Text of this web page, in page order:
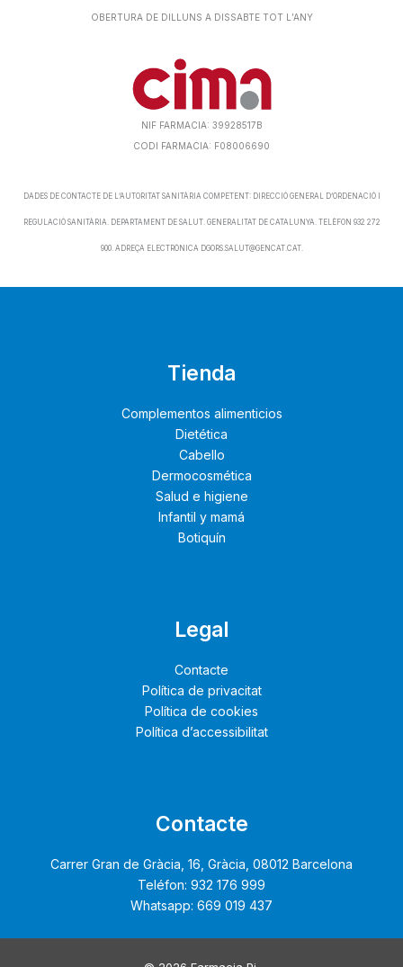
OBERTURA DE DILLUNS A DISSABTE TOT L’ANY
NIF FARMACIA: 39928517B
CODI FARMACIA: F08006690
DADES DE CONTACTE DE L’AUTORITAT SANITÀRIA COMPETENT: DIRECCIÓ GENERAL D’ORDENACIÓ I
REGULACIÓ SANITÀRIA. DEPARTAMENT DE SALUT. GENERALITAT DE CATALUNYA. TELÈFON 932 272
900. ADREÇA ELECTRÒNICA DGORS.SALUT@GENCAT.CAT.
Tienda
Complementos alimenticios
Dietética
Cabello
Dermocosmética
Salud e higiene
Infantil y mamá
Botiquín
Legal
Contacte
Política de privacitat
Política de cookies
Política d’accessibilitat
Contacte
Carrer Gran de Gràcia, 16, Gràcia, 08012 Barcelona
Teléfon: 932 176 999
Whatsapp: 669 019 437